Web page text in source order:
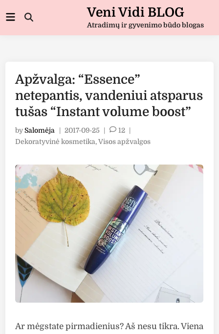
to
Veni Vidi BLOG
Atradimų ir gyvenimo būdo blogas
Open
Main
Apžvalga: “Essence”
netepantis, vandeniui atsparus
tušas “Instant volume boost”
bySalomėja 2017-09-25 12
Posted
Dekoratyvinė kosmetika,Visos apžvalgos
Ar mėgstate pirmadienius? Aš nesu tikra. Viena